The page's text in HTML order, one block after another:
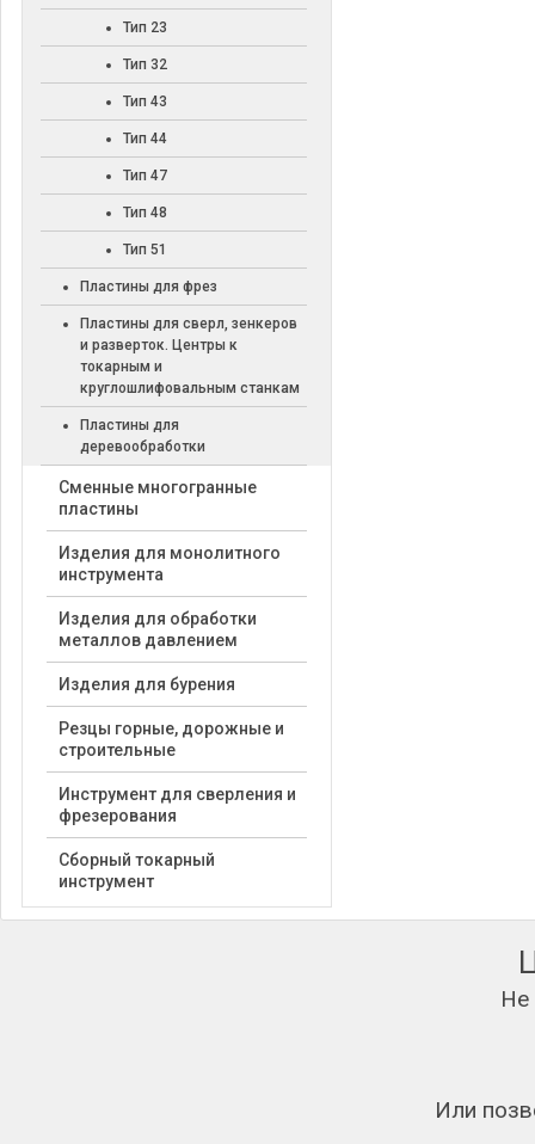
Тип 23
Тип 32
Тип 43
Тип 44
Тип 47
Тип 48
Тип 51
Пластины для фрез
Пластины для сверл, зенкеров
и разверток. Центры к
токарным и
круглошлифовальным станкам
Пластины для
деревообработки
Cменные многогранные
пластины
Изделия для монолитного
инструмента
Изделия для обработки
металлов давлением
Изделия для бурения
Резцы горные, дорожные и
строительные
Инструмент для сверления и
фрезерования
Сборный токарный
инструмент
Не
Или